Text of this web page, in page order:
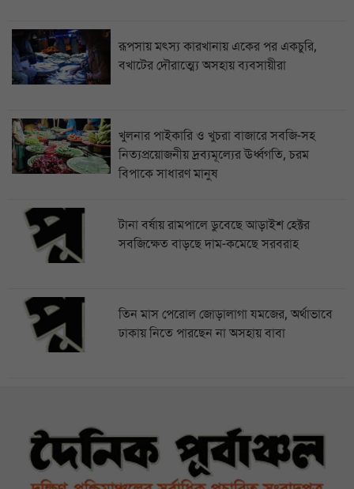
রূপসায় মৎস্য কারখানায় একের পর একচুরি,
বখাটের দৌরাত্ম্যে অসহায় ব্যবসায়ীরা
খুলনার পাইকারি ও খুচরা বাজারে সবজি-সহ
নিত্যপ্রয়োজনীয় দ্রব্যমূল্যের ঊর্ধ্বগতি, চরম
বিপাকে সাধারণ মানুষ
টানা বর্ষায় রামপালে ডুবেছে আড়াইশ হেক্টর
সবজিক্ষেত বাড়ছে দাম-কমেছে সরবরাহ
তিন মাস পেরোল জোড়ালাগা যমজের, অর্থাভাবে
ঢাকায় নিতে পারছেন না অসহায় বাবা